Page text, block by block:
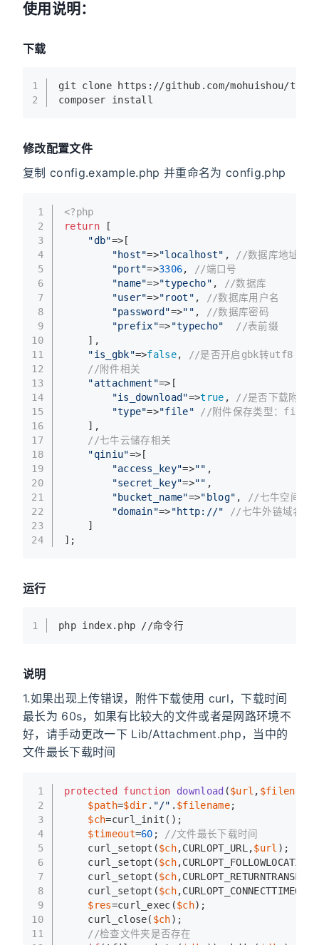
使用说明：
下载
1
2
git clone https: //gi thub.com/mohuishou/
composer install
修改配置文件
复制 config.example.php 并重命名为 config.php
1
2
3
4
5
6
7
8
9
10
11
12
13
14
15
16
17
18
19
20
21
22
23
24
<?php
return [
"db"=>[
"host"=>"localhost" ,
//数据库地址
"port"=>3306,
//端口号
"name"=>"typecho" ,
//数据库
"user"=>"root" ,
//数据库用户名
"password"=>"" ,
//数据库密码
"prefix"=>"typecho"
//表前缀
    ],
"is_gbk"=>false,
//是否开启gbk转utf8（有
//附件相关
"attachment"=>[
"is_download"=>true ,
//是否下载附件
"type"=>"file"
//附件保存类型：file
    ],
//七牛云储存相关
"qiniu"=>[
"access_key"=>"" ,
"secret_key"=>"" ,
"bucket_name"=>"blog" ,
//七牛空间名
"domain"=>"http://"
//七牛外链域名
    ]
];
运行
1 php index.php //命令行
说明
1.如果出现上传错误，附件下载使用 curl，下载时间
最长为 60s，如果有比较大的文件或者是网路环境不
好，请手动更改一下 Lib/Attachment.php，当中的
文件最长下载时间
1
2
3
4
5
6
7
8
9
10
11
protected function download ($url , $filename
$path=$dir . "/" . $filename;
$ch=curl_init();
$timeout=60 ; //文件最长下载时间
    curl_setopt(
$ch,CURLOPT_URL,$url );
    curl_setopt(
$ch,CURLOPT_FOLLOWLOCATION,
    curl_setopt(
$ch,CURLOPT_RETURNTRANSFER,
    curl_setopt(
$ch,CURLOPT_CONNECTTIMEOUT,
$res=curl_exec($ch);
    curl_close(
$ch);
//检查文件夹是否存在